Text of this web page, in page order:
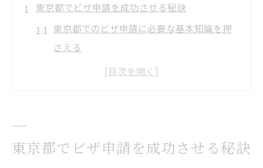
東京都でビザ申請を成功させる秘訣
東京都でのビザ申請に必要な基本知識を押
さえる
ビザ申請の事前準備が成功のカギとなる理
方法
東京都でビザ申請を成功させる秘訣